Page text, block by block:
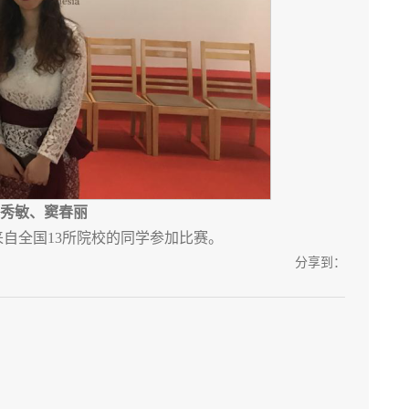
敏、窦春丽
全国13所院校的同学参加比赛。
分享到：